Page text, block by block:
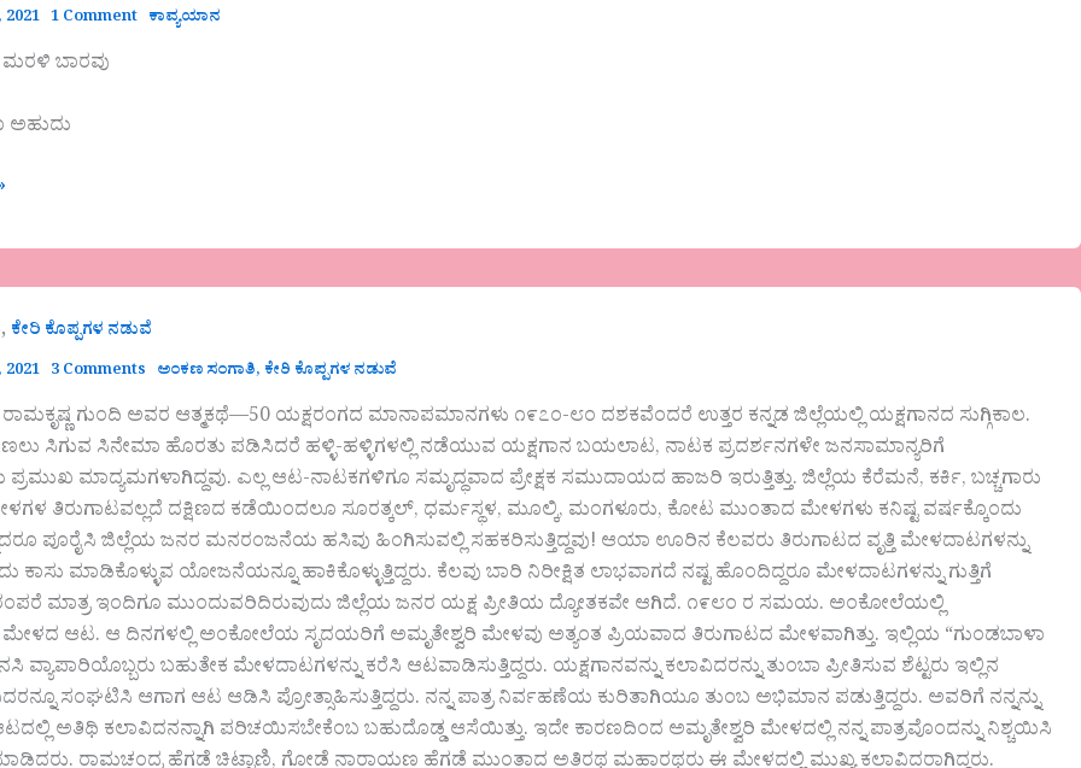
1 Comment ಕಾವ್ಯಯಾನ
ಬಾರವು
ಅಹುದು
, ಕೇರಿ ಕೊಪ್ಪಗಳ ನಡುವೆ
3 Comments ಅಂಕಣ ಸಂಗಾತಿ, ಕೇರಿ ಕೊಪ್ಪಗಳ ನಡುವೆ
ಗುಂದಿ ಅವರ ಆತ್ಮಕಥೆ—50 ಯಕ್ಷರಂಗದ ಮಾನಾಪಮಾನಗಳು ೧೯೭೦-೮೦ ದಶಕವೆಂದರೆ ಉತ್ತರ ಕನ್ನಡ ಜಿಲ್ಲೆಯಲ್ಲಿ ಯಕ್ಷಗಾನದ ಸುಗ್ಗಿಕಾಲ.
ಸಿಗುವ ಸಿನೇಮಾ ಹೊರತು ಪಡಿಸಿದರೆ ಹಳ್ಳಿ-ಹಳ್ಳಿಗಳಲ್ಲಿ ನಡೆಯುವ ಯಕ್ಷಗಾನ ಬಯಲಾಟ, ನಾಟಕ ಪ್ರದರ್ಶನಗಳೇ ಜನಸಾಮಾನ್ಯರಿಗೆ
ಮಾದ್ಯಮಗಳಾಗಿದ್ದವು. ಎಲ್ಲ ಆಟ-ನಾಟಕಗಳಿಗೂ ಸಮೃದ್ಧವಾದ ಪ್ರೇಕ್ಷಕ ಸಮುದಾಯದ ಹಾಜರಿ ಇರುತ್ತಿತ್ತು. ಜಿಲ್ಲೆಯ ಕೆರೆಮನೆ, ಕರ್ಕಿ, ಬಚ್ಚಗಾರು
ತಿರುಗಾಟವಲ್ಲದೆ ದಕ್ಷಿಣದ ಕಡೆಯಿಂದಲೂ ಸೂರತ್ಕಲ್, ಧರ್ಮಸ್ಥಳ, ಮೂಲ್ಕಿ, ಮಂಗಳೂರು, ಕೋಟ ಮುಂತಾದ ಮೇಳಗಳು ಕನಿಷ್ಟ ವರ್ಷಕ್ಕೊಂದು
ಪೂರೈಸಿ ಜಿಲ್ಲೆಯ ಜನರ ಮನರಂಜನೆಯ ಹಸಿವು ಹಿಂಗಿಸುವಲ್ಲಿ ಸಹಕರಿಸುತ್ತಿದ್ದವು! ಆಯಾ ಊರಿನ ಕೆಲವರು ತಿರುಗಾಟದ ವೃತ್ತಿ ಮೇಳದಾಟಗಳನ್ನು
ಕಾಸು ಮಾಡಿಕೊಳ್ಳುವ ಯೋಜನೆಯನ್ನೂ ಹಾಕಿಕೊಳ್ಳುತ್ತಿದ್ದರು. ಕೆಲವು ಬಾರಿ ನಿರೀಕ್ಷಿತ ಲಾಭವಾಗದೆ ನಷ್ಟ ಹೊಂದಿದ್ದರೂ ಮೇಳದಾಟಗಳನ್ನು ಗುತ್ತಿಗೆ
ಮಾತ್ರ ಇಂದಿಗೂ ಮುಂದುವರಿದಿರುವುದು ಜಿಲ್ಲೆಯ ಜನರ ಯಕ್ಷ ಪ್ರೀತಿಯ ದ್ಯೋತಕವೇ ಆಗಿದೆ. ೧೯೮೦ ರ ಸಮಯ. ಅಂಕೋಲೆಯಲ್ಲಿ
ಮೇಳದ ಆಟ. ಆ ದಿನಗಳಲ್ಲಿ ಅಂಕೋಲೆಯ ಸೃದಯರಿಗೆ ಅಮೃತೇಶ್ವರಿ ಮೇಳವು ಅತ್ಯಂತ ಪ್ರಿಯವಾದ ತಿರುಗಾಟದ ಮೇಳವಾಗಿತ್ತು. ಇಲ್ಲಿಯ “ಗುಂಡಬಾಳಾ
ವ್ಯಾಪಾರಿಯೊಬ್ಬರು ಬಹುತೇಕ ಮೇಳದಾಟಗಳನ್ನು ಕರೆಸಿ ಆಟವಾಡಿಸುತ್ತಿದ್ದರು. ಯಕ್ಷಗಾನವನ್ನು ಕಲಾವಿದರನ್ನು ತುಂಬಾ ಪ್ರೀತಿಸುವ ಶೆಟ್ಟರು ಇಲ್ಲಿನ
ಸಂಘಟಿಸಿ ಆಗಾಗ ಆಟ ಆಡಿಸಿ ಪ್ರೋತ್ಸಾಹಿಸುತ್ತಿದ್ದರು. ನನ್ನ ಪಾತ್ರ ನಿರ್ವಹಣೆಯ ಕುರಿತಾಗಿಯೂ ತುಂಬ ಅಭಿಮಾನ ಪಡುತ್ತಿದ್ದರು. ಅವರಿಗೆ ನನ್ನನ್ನು
ಅತಿಥಿ ಕಲಾವಿದನನ್ನಾಗಿ ಪರಿಚಯಿಸಬೇಕೆಂಬ ಬಹುದೊಡ್ಡ ಆಸೆಯಿತ್ತು. ಇದೇ ಕಾರಣದಿಂದ ಅಮೃತೇಶ್ವರಿ ಮೇಳದಲ್ಲಿ ನನ್ನ ಪಾತ್ರವೊಂದನ್ನು ನಿಶ್ಚಯಿಸಿ